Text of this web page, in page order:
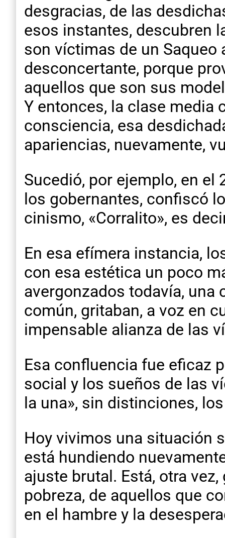
desgracias, de las
esos instantes, descubren
son víctimas de un Saqueo
desconcertante, porque
aquellos que son sus
Y entonces, la clase media
consciencia, esa
apariencias, nuevamente,
Sucedió, por ejemplo, en
los gobernantes, confiscó
cinismo, «Corralito», es
En esa efímera instancia,
con esa estética un poco
avergonzados todavía, una
común, gritaban, a voz en
impensable alianza de las
Esa confluencia fue eficaz
social y los sueños de las
la una», sin distinciones,
Hoy vivimos una situación
está hundiendo
ajuste brutal. Está, otra
pobreza, de aquellos que
en el hambre y la